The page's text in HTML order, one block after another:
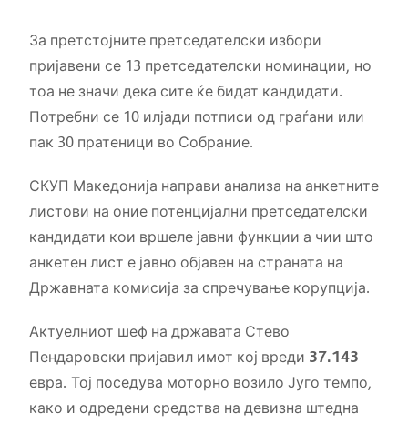
За претстојните претседателски избори
пријавени се 13 претседателски номинации, но
тоа не значи дека сите ќе бидат кандидати.
Потребни се 10 илјади потписи од граѓани или
пак 30 пратеници во Собрание.
СКУП Македонија направи анализа на анкетните
листови на оние потенцијални претседателски
кандидати кои вршеле јавни функции а чии што
анкетен лист е јавно објавен на страната на
Државната комисија за спречување корупција.
Актуелниот шеф на државата Стево
Пендаровски пријавил имот кој вреди 37.143
евра. Тој поседува моторно возило Југо темпо,
како и одредени средства на девизна штедна